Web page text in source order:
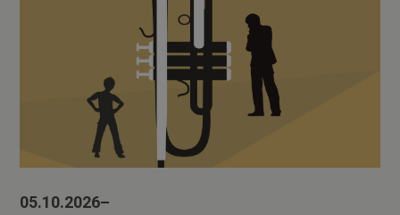
05.10.2026–
Dostawca /
Domena
wpml_current_language
OnTheGoSystems
palac.art.pl
prywatności Google